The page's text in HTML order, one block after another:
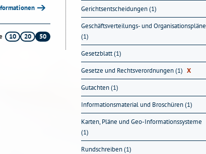
10 20 50
Gerichtsentscheidungen (1)
Geschäftsverteilungs- und Organisationspläne
(1)
Gesetzblatt (1)
Gesetze und Rechtsverordnungen (1) X
Gutachten (1)
Informationsmaterial und Broschüren (1)
Karten, Pläne und Geo-Informationssysteme
(1)
Rundschreiben (1)